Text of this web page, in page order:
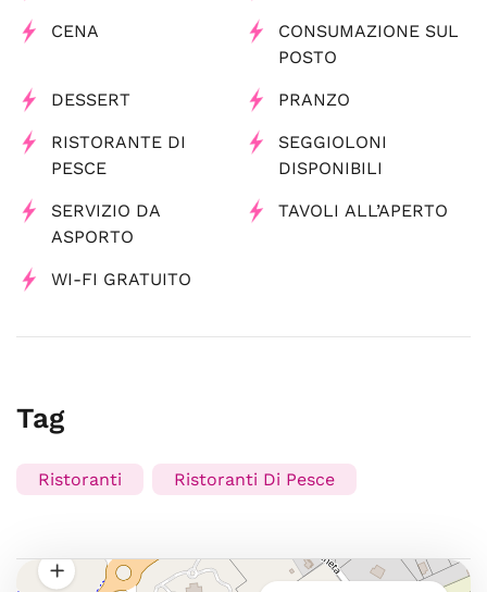
CENA
CONSUMAZIONE SUL
POSTO
DESSERT PRANZO
RISTORANTE DI
PESCE
SEGGIOLONI
DISPONIBILI
SERVIZIO DA
ASPORTO
TAVOLI ALL’APERTO
WI-FI GRATUITO
Tag
Ristoranti Ristoranti Di Pesce